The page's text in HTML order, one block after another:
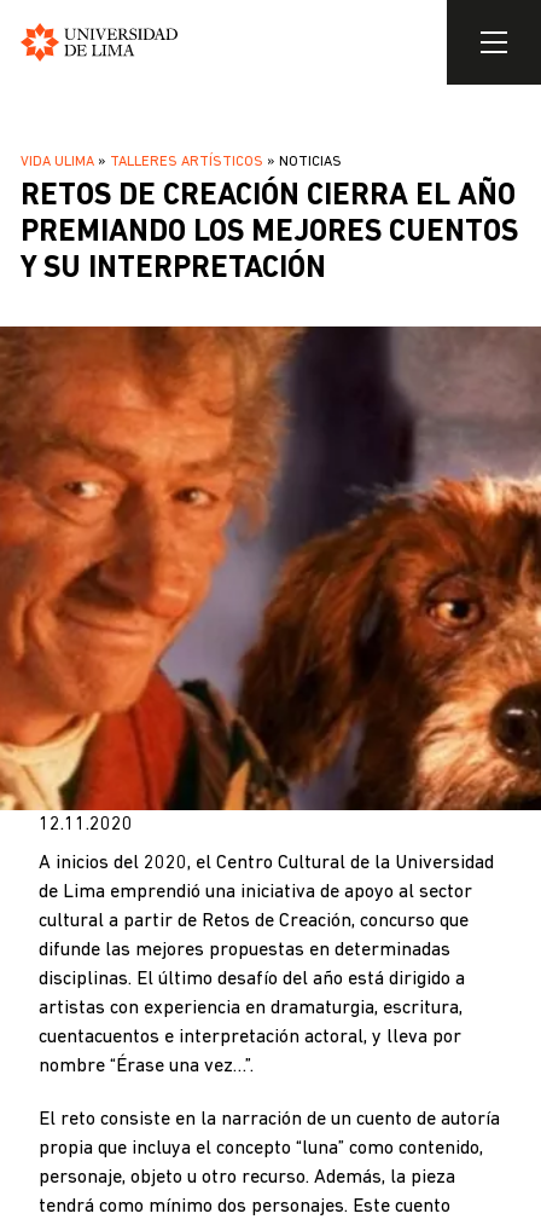
contenido
principal
SOBRESCRIBIR
ENLACES
DE
AYUDA
LA
NAVEGACIÓN
VIDA ULIMA TALLERES ARTÍSTICOS NOTICIAS
RETOS DE CREACIÓN CIERRA EL AÑO
PREMIANDO LOS MEJORES CUENTOS
Y SU INTERPRETACIÓN
12.11.2020
A inicios del 2020, el Centro Cultural de la Universidad
de Lima emprendió una iniciativa de apoyo al sector
cultural a partir de Retos de Creación, concurso que
difunde las mejores propuestas en determinadas
disciplinas. El último desafío del año está dirigido a
artistas con experiencia en dramaturgia, escritura,
cuentacuentos e interpretación actoral, y lleva por
nombre “Érase una vez…”.
El reto consiste en la narración de un cuento de autoría
propia que incluya el concepto “luna” como contenido,
personaje, objeto u otro recurso. Además, la pieza
tendrá como mínimo dos personajes. Este cuento